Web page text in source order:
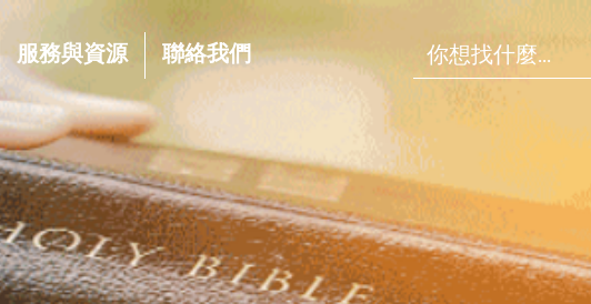
服務與資源 聯絡我們